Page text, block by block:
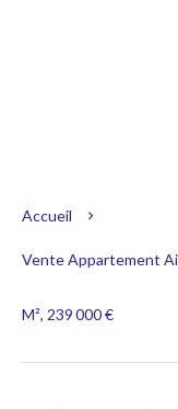
Accueil
Vente Appartement
M², 239 000 €